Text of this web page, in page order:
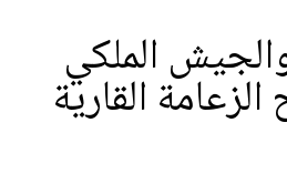
الملكي
القارية